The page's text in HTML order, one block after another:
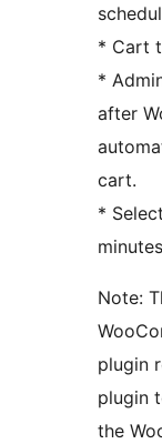
* Cart
*
after
cart.
*
Note:
plugin
plugin
the